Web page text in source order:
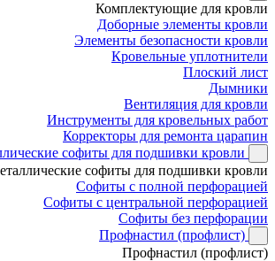
Комплектующие для кровли
Доборные элементы кровли
Элементы безопасности кровли
Кровельные уплотнители
Плоский лист
Дымники
Вентиляция для кровли
Инструменты для кровельных работ
Корректоры для ремонта царапин
софиты для подшивки кровли
софиты для подшивки кровли
Софиты с полной перфорацией
Софиты с центральной перфорацией
Софиты без перфорации
Профнастил (профлист)
Профнастил (профлист)